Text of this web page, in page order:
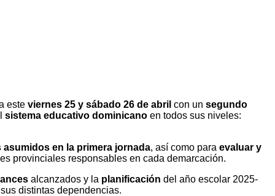
este viernes 25 y sábado 26 de abril con un segundo
sistema educativo dominicano en todos sus niveles:
en la primera jornada, así como para evaluar y
provinciales responsables en cada demarcación.
alcanzados y la planificación del año escolar 2025-
distintas dependencias.